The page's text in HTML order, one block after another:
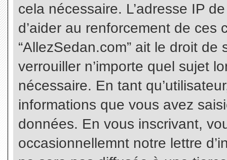
cela nécessaire. L’adresse IP
d’aider au renforcement de
“AllezSedan.com” ait le droit de
verrouiller n’importe quel sujet
nécessaire. En tant
informations que vous avez
données. En vous inscrivant,
occasionnellemnt notre lettre